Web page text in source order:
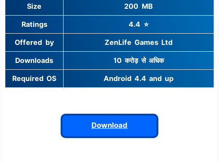
Size 200 MB
Ratings 4.4 ⭐
Offered by ZenLife Games Ltd
Downloads 10 करोड़ से अधिक
Required OS Android 4.4 and up
Download